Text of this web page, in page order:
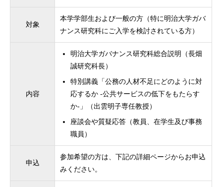
対象
本学学部生および一般の方（特に明治大学ガバ
ナンス研究科にご入学を検討されている方）
内容
明治大学ガバナンス研究科総合説明（長畑
誠研究科長）
特別講義「公務の人材不足にどのように対
応するか -公共サービスの低下をもたらす
か-」（出雲明子専任教授）
座談会や質疑応答（教員、在学生及び事務
職員）
申込
参加希望の方は、下記の詳細ページからお申込
みください。